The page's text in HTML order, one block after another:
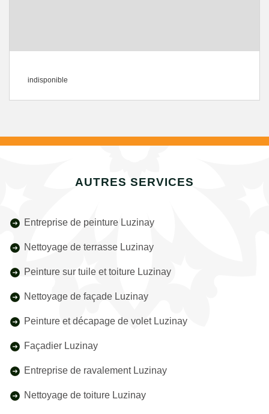
indisponible
AUTRES SERVICES
Entreprise de peinture Luzinay
Nettoyage de terrasse Luzinay
Peinture sur tuile et toiture Luzinay
Nettoyage de façade Luzinay
Peinture et décapage de volet Luzinay
Façadier Luzinay
Entreprise de ravalement Luzinay
Nettoyage de toiture Luzinay